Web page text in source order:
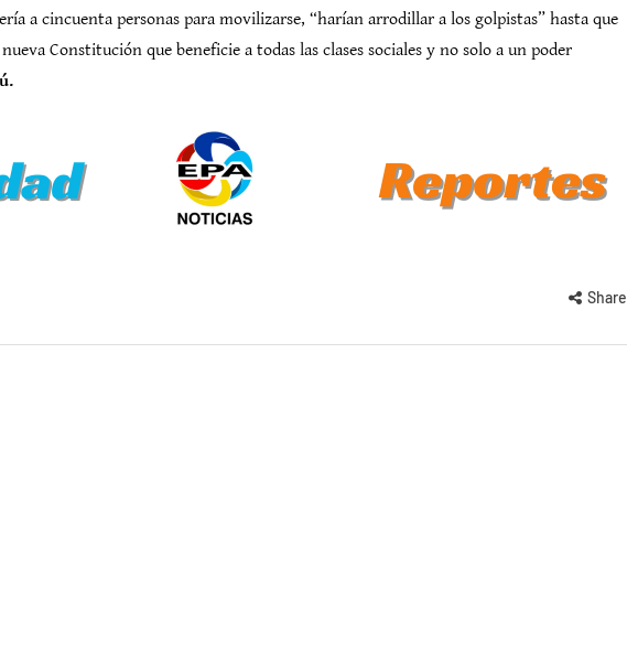
a cincuenta personas para movilizarse, “harían arrodillar a los golpistas” hasta que
Constitución que beneficie a todas las clases sociales y no solo a un poder
Share